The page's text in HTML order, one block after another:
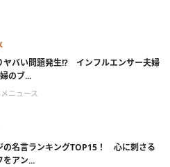
ヤバい問題発生!? インフルエンサー夫婦
のブ...
ニュース
の名言ランキングTOP15！ 心に刺さる
をアン...